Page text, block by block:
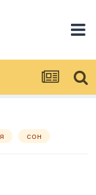
сон